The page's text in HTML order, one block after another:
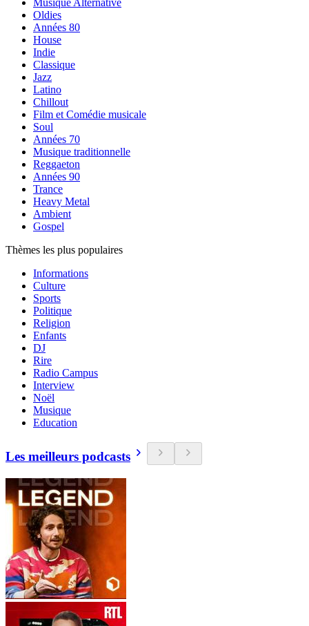
Musique Alternative
Oldies
Années 80
House
Indie
Classique
Jazz
Latino
Chillout
Film et Comédie musicale
Soul
Années 70
Musique traditionnelle
Reggaeton
Années 90
Trance
Heavy Metal
Ambient
Gospel
Thèmes les plus populaires
Informations
Culture
Sports
Politique
Religion
Enfants
DJ
Rire
Radio Campus
Interview
Noël
Musique
Education
Les meilleurs podcasts